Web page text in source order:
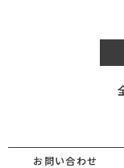
お問い合わせ